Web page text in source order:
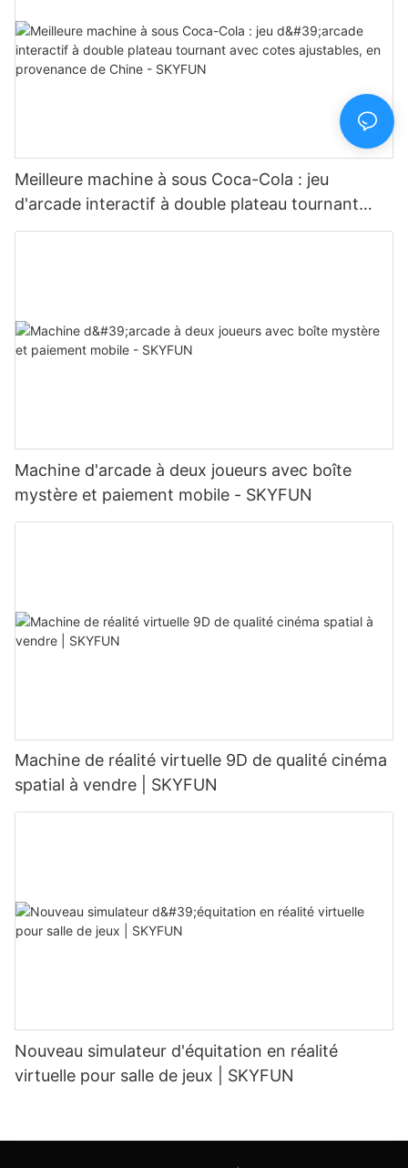
Meilleure machine à sous Coca-Cola : jeu
d'arcade interactif à double plateau tournant
avec cotes ajustables, en provenance de Chine -
Machine d'arcade à deux joueurs avec boîte
mystère et paiement mobile - SKYFUN
Machine de réalité virtuelle 9D de qualité cinéma
spatial à vendre | SKYFUN
Nouveau simulateur d'équitation en réalité
virtuelle pour salle de jeux | SKYFUN